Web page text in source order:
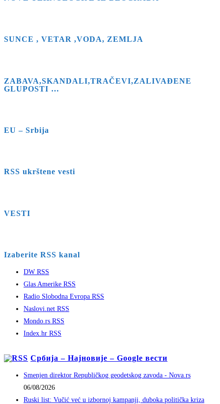
SUNCE , VETAR ,VODA, ZEMLJA
ZABAVA,SKANDALI,TRAČEVI,ZALIVAĐENE
GLUPOSTI …
EU – Srbija
RSS ukrštene vesti
VESTI
Izaberite RSS kanal
DW RSS
Glas Amerike RSS
Radio Slobodna Evropa RSS
Naslovi.net RSS
Mondo.rs RSS
Index.hr RSS
Србија – Најновије – Google вести
Smenjen direktor Republičkog geodetskog zavoda - Nova.rs
06/08/2026
Ruski list: Vučić već u izbornoj kampanji, duboka politička kriza